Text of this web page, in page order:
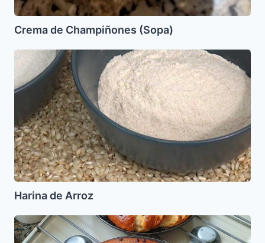
Crema de Champiñones (Sopa)
Harina
Arroz
Harina de Arroz
Jala
de